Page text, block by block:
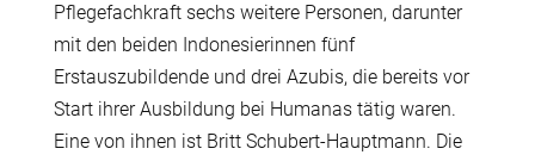
Pflegefachkraft sechs weitere Personen, darunter
mit den beiden Indonesierinnen fünf
Erstauszubildende und drei Azubis, die bereits vor
Start ihrer Ausbildung bei Humanas tätig waren.
Eine von ihnen ist Britt Schubert-Hauptmann. Die